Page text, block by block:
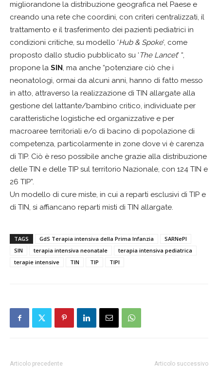
migliorandone la distribuzione geografica nel Paese e
creando una rete che coordini, con criteri centralizzati, il
trattamento e il trasferimento dei pazienti pediatrici in
condizioni critiche, su modello ‘Hub & Spoke‘, come
proposto dallo studio pubblicato su ‘ The Lancet’ “,
propone la SIN, ma anche “potenziare ciò che i
neonatologi, ormai da alcuni anni, hanno di fatto messo
in atto, attraverso la realizzazione di TIN allargate alla
gestione del lattante/bambino critico, individuate per
caratteristiche logistiche ed organizzative e per
macroaree territoriali e/o di bacino di popolazione di
competenza, particolarmente in zone dove vi è carenza
di TIP. Ciò è reso possibile anche grazie alla distribuzione
delle TIN e delle TIP sul territorio Nazionale, con 124 TIN e
26 TIP”.
Un modello di cure miste, in cui a reparti esclusivi di TIP e
di TIN, si affiancano reparti misti di TIN allargate.
TAGS GdS Terapia intensiva della Prima Infanzia
SARNePI
SIN
terapia intensiva neonatale
terapia intensiva pediatrica
terapie intensive
TIN TIP TIPI
Articolo precedente Articolo successivo